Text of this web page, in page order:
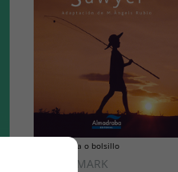
Tapa blanda o bolsillo
TWAIN, MARK